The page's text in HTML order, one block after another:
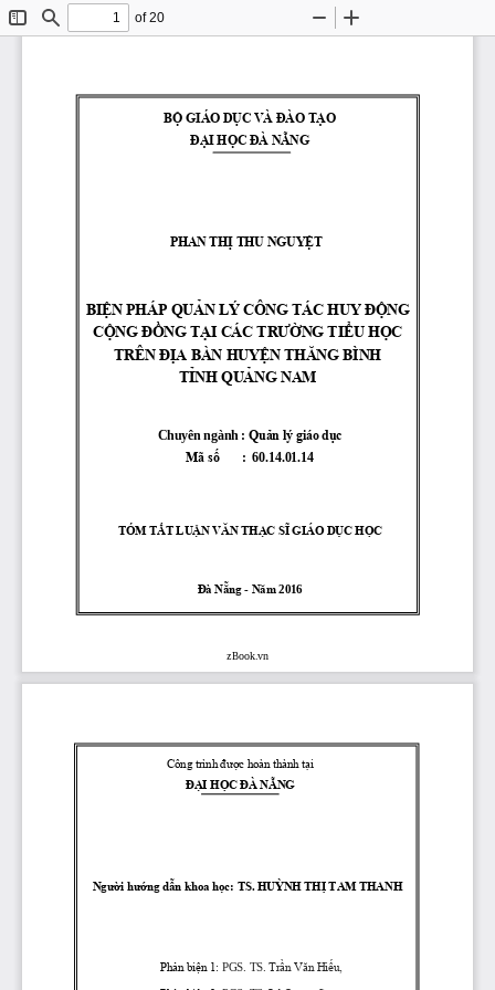
ToggleFind
of 20
Zoom
BỘ GIÁO DỤC VÀ ĐÀO TẠO
ĐẠI HỌC ĐÀ NẴNG
PHAN THỊ THU NGUYỆT
BIỆN PHÁP QUẢN LÝ CÔNG TÁC HUY ĐỘNG
CỘNG ĐỒNG TẠI CÁC TRƯỜNG TIỂU HỌC
TRÊN ĐỊA BÀN HUYỆN THĂNG BÌNH
TỈNH QUẢNG NAM
Chuyên ngành : Quản lý giáo dục
Mã số
: 60 14. 01 14
TÓM TẮT LUẬN VĂN THẠC SĨ GIÁO DỤC HỌC
Đà Nẵng - Năm 2016
zBook.vn
Công trình được hoàn thành tại
ĐẠI HỌC ĐÀ NẴNG
Người hướng dẫn khoa học: TS. HUỲNH THỊ TAM THANH
Phản biện 1: PGS. TS Trần Văn Hiếu,